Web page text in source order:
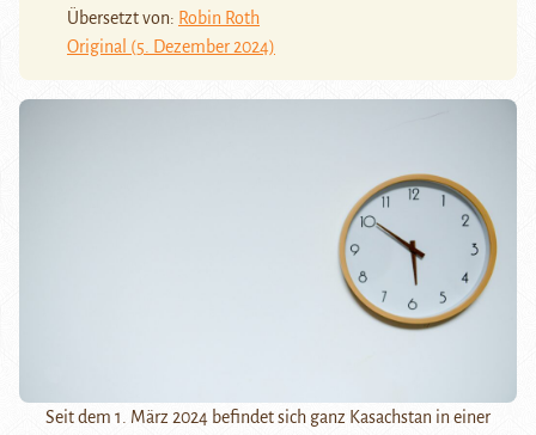
Übersetzt von: Robin Roth
Original (5. Dezember 2024)
Seit dem 1. März 2024 befindet sich ganz Kasachstan in einer